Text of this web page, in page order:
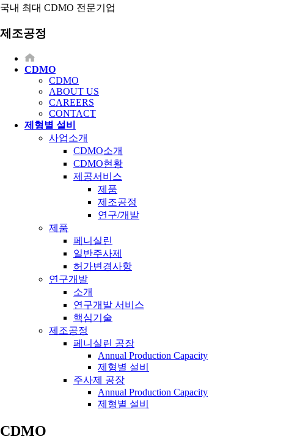
국내 최대 CDMO 전문기업
제조공정
CDMO
CDMO
ABOUT US
CAREERS
CONTACT
제형별 설비
사업소개
CDMO소개
CDMO현황
제공서비스
제품
제조공정
연구/개발
제품
페니실린
일반주사제
허가변경사항
연구개발
소개
연구개발 서비스
핵심기술
제조공정
페니실린 공장
Annual Production Capacity
제형별 설비
주사제 공장
Annual Production Capacity
제형별 설비
CDMO